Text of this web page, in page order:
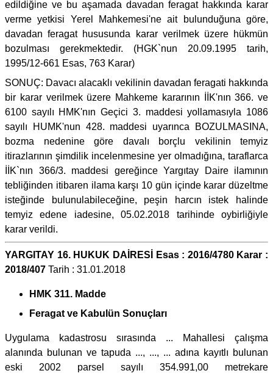
edildiğine ve bu aşamada davadan feragat hakkında karar
verme yetkisi Yerel Mahkemesi'ne ait bulunduğuna göre,
davadan feragat hususunda karar verilmek üzere hükmün
bozulması gerekmektedir. (HGK`nun 20.09.1995 tarih,
1995/12-661 Esas, 763 Karar)
SONUÇ: Davacı alacaklı vekilinin davadan feragati hakkında
bir karar verilmek üzere Mahkeme kararının İİK'nın 366. ve
6100 sayılı HMK'nın Geçici 3. maddesi yollamasıyla 1086
sayılı HUMK'nun 428. maddesi uyarınca BOZULMASINA,
bozma nedenine göre davalı borçlu vekilinin temyiz
itirazlarının şimdilik incelenmesine yer olmadığına, taraflarca
İİK`nın 366/3. maddesi gereğince Yargıtay Daire ilamının
tebliğinden itibaren ilama karşı 10 gün içinde karar düzeltme
isteğinde bulunulabileceğine, peşin harcın istek halinde
temyiz edene iadesine, 05.02.2018 tarihinde oybirliğiyle
karar verildi.
YARGITAY 16. HUKUK DAİRESİ Esas : 2016/4780 Karar :
2018/407 Tarih : 31.01.2018
HMK 311. Madde
Feragat ve Kabulün Sonuçları
Uygulama kadastrosu sırasında ... Mahallesi çalışma
alanında bulunan ve tapuda ..., ..., ... adına kayıtlı bulunan
eski 2002 parsel sayılı 354.991,00 metrekare